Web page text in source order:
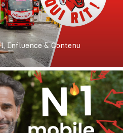
Influence & Contenu